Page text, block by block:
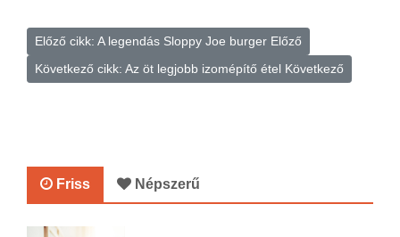
Előző cikk: A legendás Sloppy Joe burger Előző
Következő cikk: Az öt legjobb izomépítő étel Következő
Friss Népszerű